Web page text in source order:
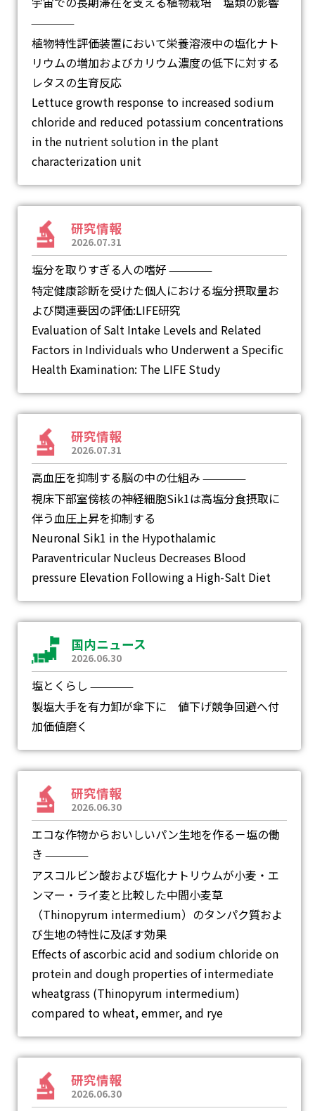
―
植物特性評価装置において栄養溶液中の塩化ナト
リウムの増加およびカリウム濃度の低下に対する
レタスの生育反応
Lettuce growth response to increased sodium
chloride and reduced potassium concentrations
in the nutrient solution in the plant
characterization unit
研究情報
2026.07.31
塩分を取りすぎる人の嗜好 ―
特定健康診断を受けた個人における塩分摂取量お
よび関連要因の評価:LIFE研究
Evaluation of Salt Intake Levels and Related
Factors in Individuals who Underwent a Specific
Health Examination: The LIFE Study
研究情報
2026.07.31
高血圧を抑制する脳の中の仕組み ―
視床下部室傍核の神経細胞Sik1は高塩分食摂取に
伴う血圧上昇を抑制する
Neuronal Sik1 in the Hypothalamic
Paraventricular Nucleus Decreases Blood
pressure Elevation Following a High-Salt Diet
国内ニュース
2026.06.30
塩とくらし ―
製塩大手を有力卸が傘下に 値下げ競争回避へ付
加価値磨く
研究情報
2026.06.30
エコな作物からおいしいパン生地を作る－塩の働
き ―
アスコルビン酸および塩化ナトリウムが小麦・エ
ンマー・ライ麦と比較した中間小麦草
（Thinopyrum intermedium）のタンパク質およ
び生地の特性に及ぼす効果
Effects of ascorbic acid and sodium chloride on
protein and dough properties of intermediate
wheatgrass (Thinopyrum intermedium)
compared to wheat, emmer, and rye
研究情報
2026.06.30